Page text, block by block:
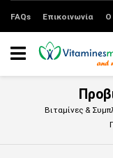
FAQs Επικοινωνία Ο
Βιταμίνες &